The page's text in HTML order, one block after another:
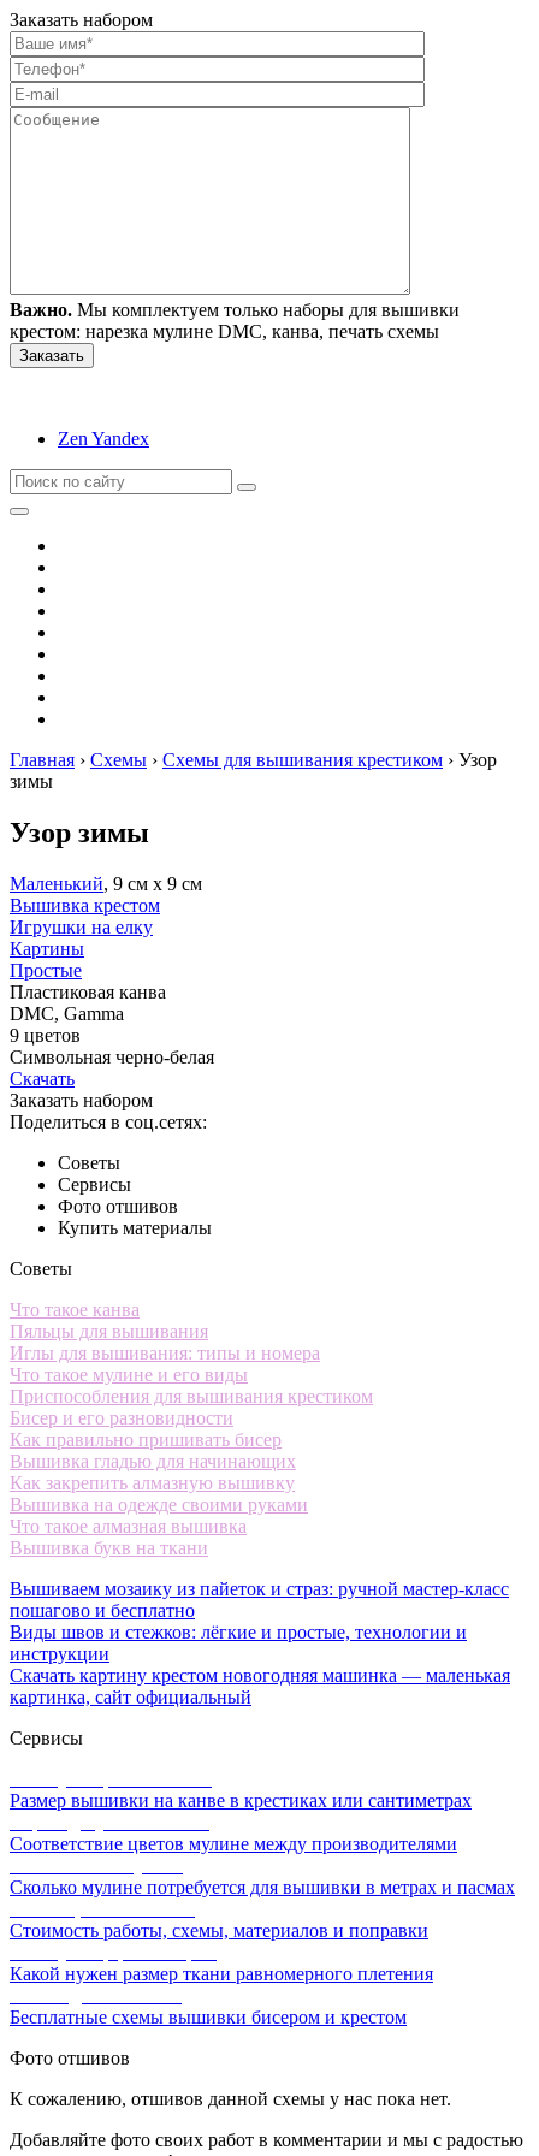
Заказать набором
Важно. Мы комплектуем только наборы для вышивки
крестом: нарезка мулине DMC, канва, печать схемы
Zen Yandex
Главная › Схемы › Схемы для вышивания крестиком › Узор
зимы
Узор зимы
Маленький, 9 см х 9 см
Вышивка крестом
Игрушки на елку
Картины
Простые
Пластиковая канва
DMC, Gamma
9 цветов
Символьная черно-белая
Скачать
Заказать набором
Поделиться в соц.сетях:
Советы
Сервисы
Фото отшивов
Купить материалы
Советы
Что такое канва
Пяльцы для вышивания
Иглы для вышивания: типы и номера
Что такое мулине и его виды
Приспособления для вышивания крестиком
Бисер и его разновидности
Как правильно пришивать бисер
Вышивка гладью для начинающих
Как закрепить алмазную вышивку
Вышивка на одежде своими руками
Что такое алмазная вышивка
Вышивка букв на ткани
Вышиваем мозаику из пайеток и страз: ручной мастер-класс
пошагово и бесплатно
Виды швов и стежков: лёгкие и простые, технологии и
инструкции
Скачать картину крестом новогодняя машинка — маленькая
картинка, сайт официальный
Сервисы
Размер вышивки на канве в крестиках или сантиметрах
Соответствие цветов мулине между производителями
Сколько мулине потребуется для вышивки в метрах и пасмах
Стоимость работы, схемы, материалов и поправки
Какой нужен размер ткани равномерного плетения
Бесплатные схемы вышивки бисером и крестом
Фото отшивов
К сожалению, отшивов данной схемы у нас пока нет.
Добавляйте фото своих работ в комментарии и мы с радостью